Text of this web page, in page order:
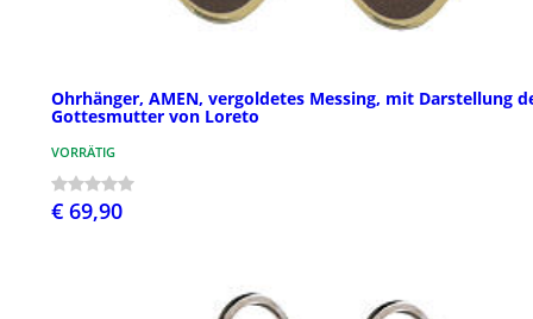
Ohrhänger, AMEN, vergoldetes Messing, mit Darstellung
Gottesmutter von Loreto
VORRÄTIG
€ 69,90